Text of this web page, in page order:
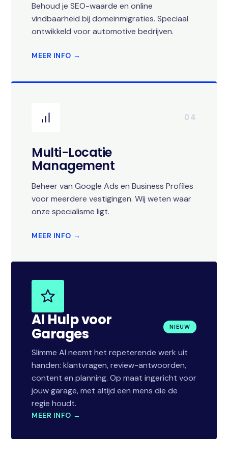
Behoud je SEO-waarde en online
vindbaarheid bij domeinmigraties. Speciaal
ontwikkeld voor automotive bedrijven.
MEER INFO →
04
Multi-Locatie
Management
Beheer van Google Ads en Business Profiles
voor meerdere vestigingen. Wij weten waar
onze specialisme ligt.
MEER INFO →
AI Hulp voor
Garages NIEUW
Slimme AI neemt het repeterende werk uit
handen: klantvragen, review-antwoorden,
content en planning. Op maat ingericht voor
jouw garage, met altijd een mens die de
regie houdt.
MEER INFO →